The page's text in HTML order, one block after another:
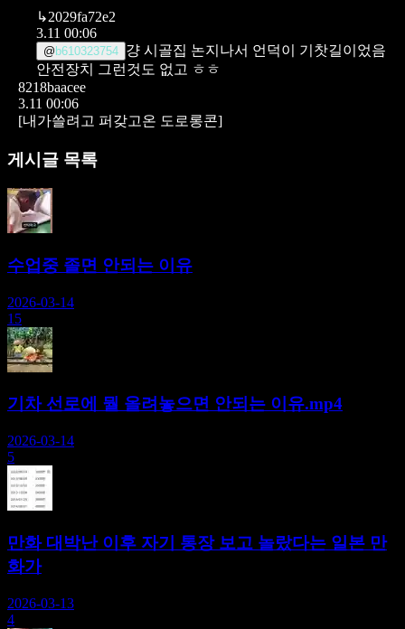
↳2029fa72e2
3.11 00:06
@ b610323754 걍 시골집 논지나서 언덕이 기찻길이었음
안전장치 그런것도 없고 ㅎㅎ
8218baacee
3.11 00:06
[내가쓸려고 퍼갖고온 도로롱콘]
게시글 목록
수업중 졸면 안되는 이유
2026-03-14
15
기차 선로에 뭘 올려놓으면 안되는 이유.mp4
2026-03-14
5
만화 대박난 이후 자기 통장 보고 놀랐다는 일본 만
화가
2026-03-13
4